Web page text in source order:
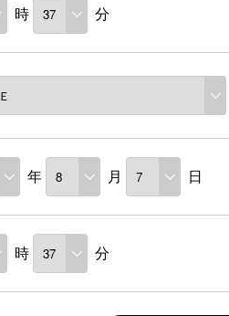
時 分
年 月 日
時 分